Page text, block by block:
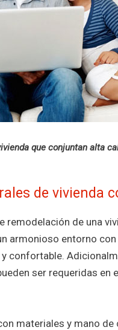
que conjuntan alta
de vivienda
remodelación de una
armonioso entorno
confortable.
ser requeridas en
materiales y mano